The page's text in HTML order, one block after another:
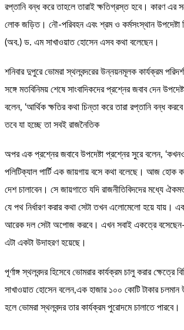
রপ্তানি বন্ধ করে তাহলে তারাই ক্ষতিগ্রস্ত হবে। কারণ এর
লোক জড়িত। নৌ-পরিবহন এবং শ্রম ও কর্মসংস্থান উপদেষ্টা
(অব.) ড. এম সাখাওয়াত হোসেন এসব কথা বলেছেন।
শনিবার দুপুরে ভোমরা স্থলবন্দরের উন্নয়নমূলক কার্যক্রম
সঙ্গে মতবিনিময় শেষে সাংবাদিকদের প্রশ্নের জবাব দেন
বলেন, ‘আর্থিক ক্ষতির কথা চিন্তা করে তারা রপ্তানি বন্ধ
তবে যা হচ্ছে তা সবই রাজনৈতিক
অপর এক প্রশ্নের জবাবে উপদেষ্টা প্রশ্নের সুরে বলেন,
পলিটিক্যাল পার্টি এক জায়গায় বসে কথা বলেছে। আজ হোক
দেশ চালাবেন। সে জায়গাতে যদি রাজনীতিবিদদের মধ্যে
যে পথ নির্ধারণ করার কথা সেটা তখন এলোমেলো হয়ে যায়।
আরেক দল সেটা অপোজ করবে। এখন সবাই একত্রে
এটা একটা উদাহরণ হয়েছে।
পূর্ণাঙ্গ স্থলবন্দর হিসেবে ভোমরার কার্যক্রম চালু করার ক্ষেত্রে
সাখাওয়াত হোসেন বলেন,এক হাজার ১০০ কোটি টাকার
হলে ভোমরা স্থলবন্দর তার কার্যক্রম পুরোদমে চালাতে পারবে।